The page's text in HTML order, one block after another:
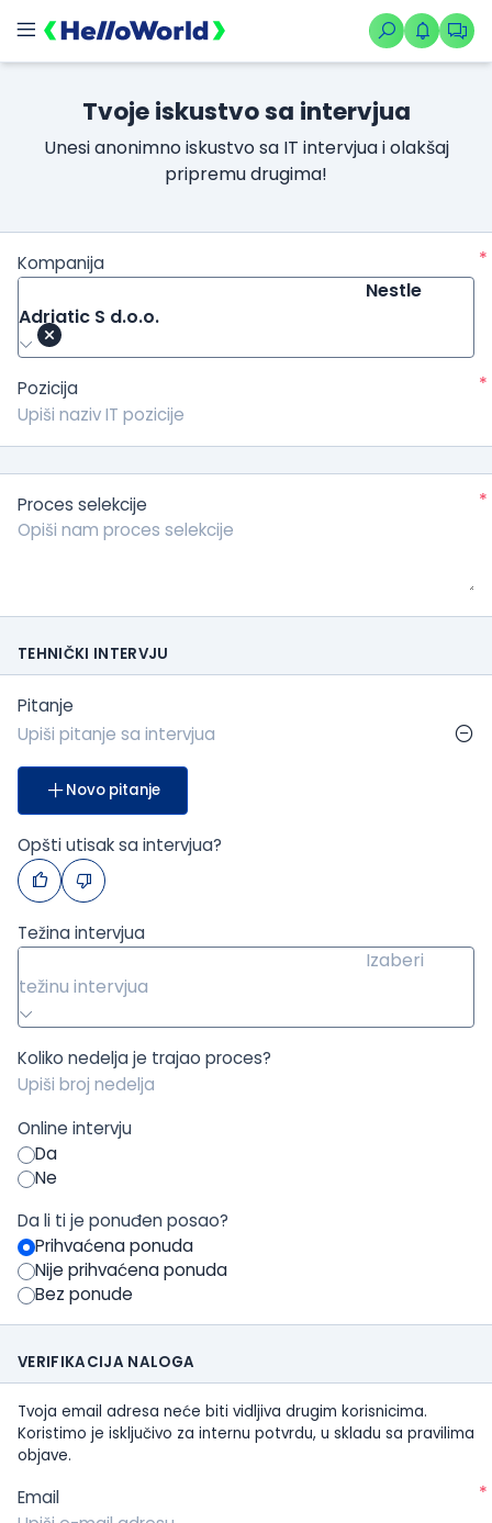
Tvoje iskustvo sa intervjua
Unesi anonimno iskustvo sa IT intervjua i olakšaj
pripremu drugima!
Kompanija
*
Nestle
Adriatic S d.o.o.
Pozicija *
Proces selekcije *
TEHNIČKI INTERVJU
Pitanje
Novo pitanje
Opšti utisak sa intervjua?
Težina intervjua
Izaberi
težinu intervjua
Koliko nedelja je trajao proces?
Online intervju
Da
Ne
Da li ti je ponuđen posao?
Prihvaćena ponuda
Nije prihvaćena ponuda
Bez ponude
VERIFIKACIJA NALOGA
Tvoja email adresa neće biti vidljiva drugim korisnicima.
Koristimo je isključivo za internu potvrdu, u skladu sa pravilima
objave.
Email *